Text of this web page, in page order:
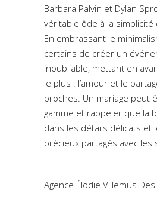
Barbara Palvin et Dylan
véritable ôde à la simplicité
En embrassant le
certains de créer un
inoubliable, mettant en
le plus : l’amour et le
proches. Un mariage peut
gamme et rappeler que la
dans les détails délicats et
précieux partagés avec les
Agence Élodie Villemus